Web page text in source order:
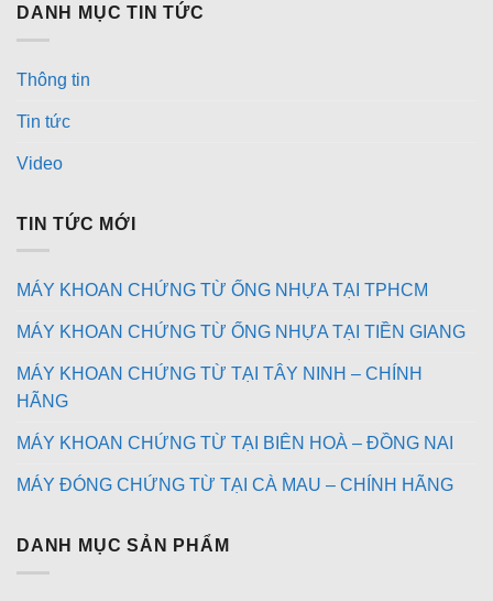
DANH MỤC TIN TỨC
Thông tin
Tin tức
Video
TIN TỨC MỚI
MÁY KHOAN CHỨNG TỪ ỐNG NHỰA TẠI TPHCM
MÁY KHOAN CHỨNG TỪ ỐNG NHỰA TẠI TIỀN GIANG
MÁY KHOAN CHỨNG TỪ TẠI TÂY NINH – CHÍNH
HÃNG
MÁY KHOAN CHỨNG TỪ TẠI BIÊN HOÀ – ĐỒNG NAI
MÁY ĐÓNG CHỨNG TỪ TẠI CÀ MAU – CHÍNH HÃNG
DANH MỤC SẢN PHẨM